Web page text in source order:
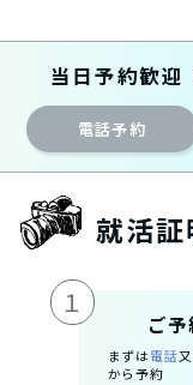
当日予約歓迎
電話予約
就活
１
ご予
まずは 電話
から予約